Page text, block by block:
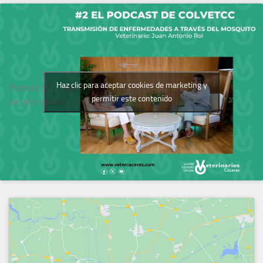
Podcast del Colegio
de Veterinarios
Haz clic para aceptar cookies de marketing y
permitir este contenido